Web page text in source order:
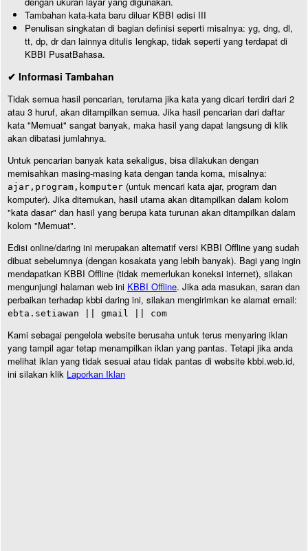
Tambahan kata-kata baru diluar KBBI edisi III
Penulisan singkatan di bagian definisi seperti misalnya: yg, dng, dl,
tt, dp, dr dan lainnya ditulis lengkap, tidak seperti yang terdapat di
KBBI PusatBahasa.
✔ Informasi Tambahan
Tidak semua hasil pencarian, terutama jika kata yang dicari terdiri dari 2
atau 3 huruf, akan ditampilkan semua. Jika hasil pencarian dari daftar
kata "Memuat" sangat banyak, maka hasil yang dapat langsung di klik
akan dibatasi jumlahnya.
Untuk pencarian banyak kata sekaligus, bisa dilakukan dengan
memisahkan masing-masing kata dengan tanda koma, misalnya:
ajar,program,komputer (untuk mencari kata ajar, program dan
komputer). Jika ditemukan, hasil utama akan ditampilkan dalam kolom
"kata dasar" dan hasil yang berupa kata turunan akan ditampilkan dalam
kolom "Memuat".
Edisi online/daring ini merupakan alternatif versi KBBI Offline yang sudah
dibuat sebelumnya (dengan kosakata yang lebih banyak). Bagi yang ingin
mendapatkan KBBI Offline (tidak memerlukan koneksi internet), silakan
mengunjungi halaman web ini KBBI Offline. Jika ada masukan, saran dan
perbaikan terhadap kbbi daring ini, silakan mengirimkan ke alamat email:
ebta.setiawan || gmail || com
Kami sebagai pengelola website berusaha untuk terus menyaring iklan
yang tampil agar tetap menampilkan iklan yang pantas. Tetapi jika anda
melihat iklan yang tidak sesuai atau tidak pantas di website kbbi.web.id,
ini silakan klik Laporkan Iklan